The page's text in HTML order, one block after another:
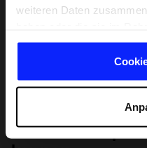
weiteren Daten
gesammelt haben.
Lernen Sie